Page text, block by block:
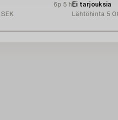
6p 5 h Ei tarjouksia
Lähtöhinta 5